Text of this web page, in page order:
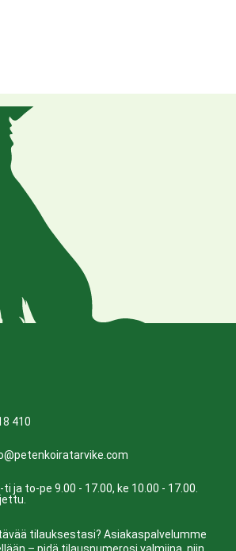
410
ti ja to-pe 9.00 - 17.00, ke 10.00 - 17.00.
tilauksestasi? Asiakaspalvelumme
– pidä tilausnumerosi valmiina, niin